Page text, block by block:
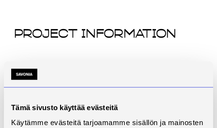
Tämä sivusto käyttää evästeitä
Käytämme evästeitä tarjoamamme sisällön ja mainosten
Project Information
Name
Start
1.3.2016
End
28.2.2018